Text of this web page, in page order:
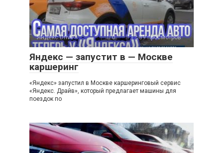
Яндекс.Drive 0 1 589 просмотров
Яндекс — запустит в — Москве
каршеринг
«Яндекс» запустил в Москве каршеринговый сервис
«Яндекс. Драйв», который предлагает машины для
поездок по